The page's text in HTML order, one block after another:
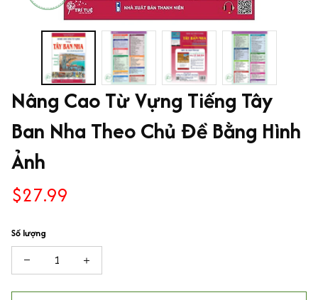
Nâng Cao Từ Vựng Tiếng Tây
Ban Nha Theo Chủ Đề Bằng Hình
Ảnh
$27.99
Số lượng